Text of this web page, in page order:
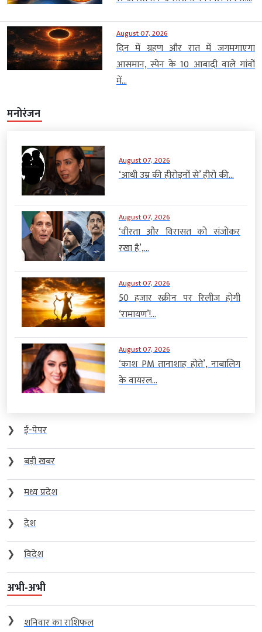
August 07, 2026
दिन में ग्रहण और रात में जगमगाएगा
आसमान, स्पेन के 10 आबादी वाले गांवों
में...
मनोरंजन
August 07, 2026
‘आधी उम्र की हीरोइनों से’ हीरो की...
August 07, 2026
‘वीरता और विरासत को संजोकर
रखा है’,...
August 07, 2026
50 हजार स्क्रीन पर रिलीज होगी
‘रामायण’!...
August 07, 2026
‘काश PM तानाशाह होते’, नाबालिग
के वायरल...
❯
ई-पेपर
❯
बड़ी खबर
❯
मध्य प्रदेश
❯
देश
❯
विदेश
अभी-अभी
❯ शनिवार का राशिफल